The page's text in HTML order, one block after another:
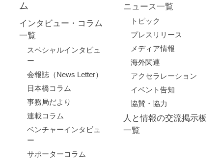
ム
インタビュー・コラム
一覧
スペシャルインタビュ
ー
会報誌（News Letter）
日本橋コラム
事務局だより
連載コラム
ベンチャーインタビュ
ー
サポーターコラム
ニュース一覧
トピック
プレスリリース
メディア情報
海外関連
アクセラレーション
イベント告知
協賛・協力
人と情報の交流掲示板
一覧